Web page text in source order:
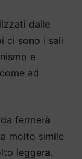
dalle
ci sono i sali
e
ad
fermerà
molto simile
leggera.